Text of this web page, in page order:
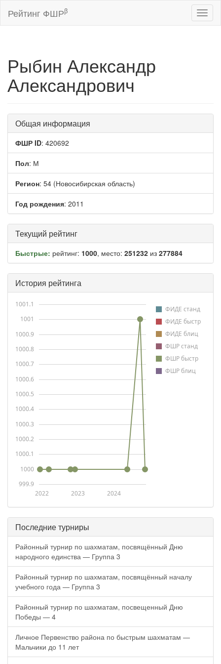
Рейтинг ФШРβ
Рыбин Александр
Александрович
Общая информация
ФШР ID: 420692
Пол: М
Регион: 54 (Новосибирская область)
Год рождения: 2011
Текущий рейтинг
Быстрые: рейтинг: 1000, место: 251232 из 277884
История рейтинга
ФИДЕ станд
ФИДЕ быстр
ФИДЕ блиц
ФШР станд
ФШР быстр
ФШР блиц
2022 2023 2024
999.9
1000
1000.1
1000.2
1000.3
1000.4
1000.5
1000.6
1000.7
1000.8
1000.9
1001
1001.1
Последние турниры
Районный турнир по шахматам, посвящённый Дню
народного единства — Группа 3
Районный турнир по шахматам, посвящённый началу
учебного года — Группа 3
Районный турнир по шахматам, посвещенный Дню
Победы — 4
Личное Первенство района по быстрым шахматам —
Мальчики до 11 лет